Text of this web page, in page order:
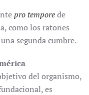
pro temporede
como los ratones
segunda cumbre.
del organismo,
es